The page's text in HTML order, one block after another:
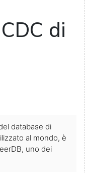
di
database di
al mondo, è
uno dei